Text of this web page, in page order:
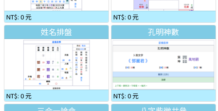
NT$: 0 元 NT$: 0 元
姓名排盤
NT$: 0 元
孔明神數
NT$: 0 元